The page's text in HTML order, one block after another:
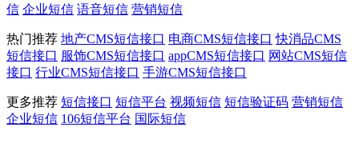
信 企业短信 语音短信 营销短信
热门推荐 地产CMS短信接口 电商CMS短信接口 快消品CMS
短信接口 服饰CMS短信接口 appCMS短信接口 网站CMS短信
接口 行业CMS短信接口 手游CMS短信接口
更多推荐 短信接口 短信平台 视频短信 短信验证码 营销短信
企业短信 106短信平台 国际短信